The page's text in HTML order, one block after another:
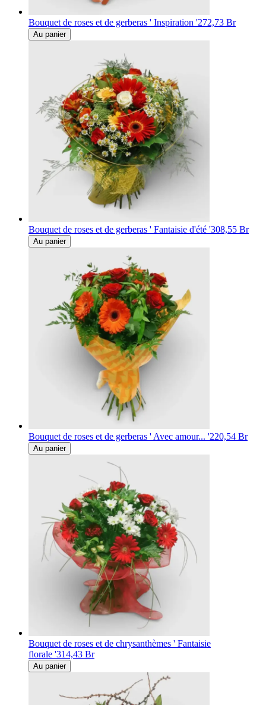
Bouquet de roses et de gerberas ' Inspiration '272,73 Br
Au panier
Bouquet de roses et de gerberas ' Fantaisie d'été '308,55 Br
Au panier
Bouquet de roses et de gerberas ' Avec amour... '220,54 Br
Au panier
Bouquet de roses et de chrysanthèmes ' Fantaisie
florale '314,43 Br
Au panier